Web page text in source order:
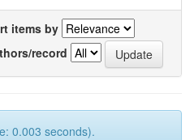
items by
record
0.003 seconds).